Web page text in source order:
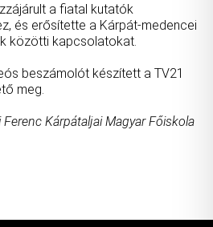
a fiatal kutatók
és erősítette a Kárpát-medencei
közötti kapcsolatokat.
beszámolót készített a TV21
meg.
Kárpátaljai Magyar Főiskola